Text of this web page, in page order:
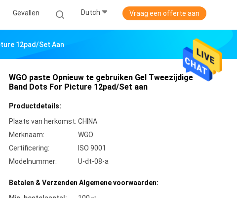
Gevallen Dutch Vraag een offerte aan
12pad/Set Aan
WGO paste Opnieuw te gebruiken Gel Tweezijdige
Band Dots For Picture 12pad/Set aan
Productdetails:
Plaats van herkomst: CHINA
Merknaam:
WGO
Certificering:
ISO 9001
Modelnummer:
U-dt-08-a
Betalen & Verzenden Algemene voorwaarden: